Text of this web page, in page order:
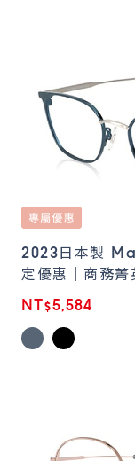
2023日本製
定優惠｜商務
NT$5,584